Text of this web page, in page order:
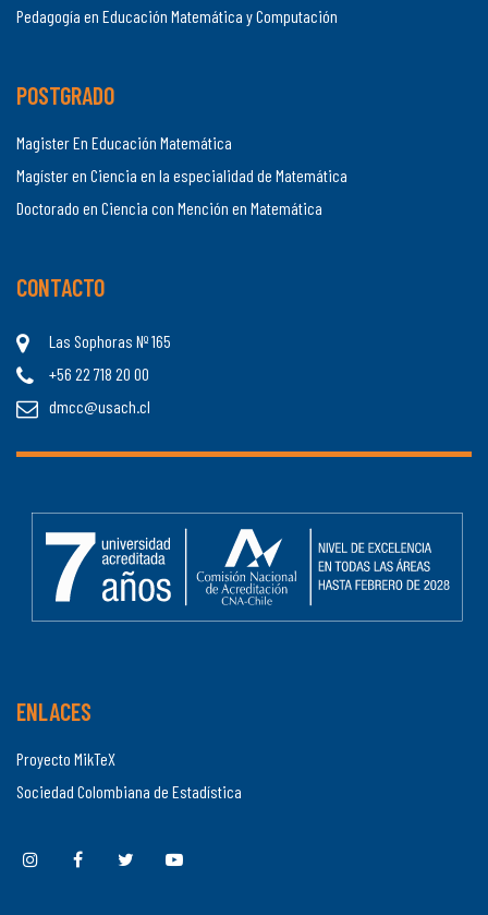
Pedagogía en Educación Matemática y Computación
POSTGRADO
Magister En Educación Matemática
Magíster en Ciencia en la especialidad de Matemática
Doctorado en Ciencia con Mención en Matemática
CONTACTO
Las Sophoras Nº 165
+56 22 718 20 00
dmcc@usach.cl
ENLACES
Proyecto MikTeX
Sociedad Colombiana de Estadística